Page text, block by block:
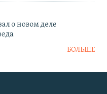
о новом деле
БОЛЬШЕ